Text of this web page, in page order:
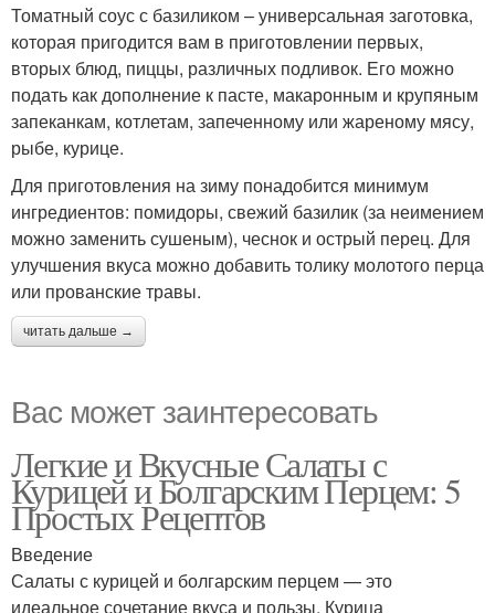
Томатный соус с базиликом – универсальная заготовка,
которая пригодится вам в приготовлении первых,
вторых блюд, пиццы, различных подливок. Его можно
подать как дополнение к пасте, макаронным и крупяным
запеканкам, котлетам, запеченному или жареному мясу,
рыбе, курице.
Для приготовления на зиму понадобится минимум
ингредиентов: помидоры, свежий базилик (за неимением
можно заменить сушеным), чеснок и острый перец. Для
улучшения вкуса можно добавить толику молотого перца
или прованские травы.
читать дальше →
Вас может заинтересовать
Легкие и Вкусные Салаты с
Курицей и Болгарским Перцем: 5
Простых Рецептов
Введение
Салаты с курицей и болгарским перцем — это
идеальное сочетание вкуса и пользы. Курица